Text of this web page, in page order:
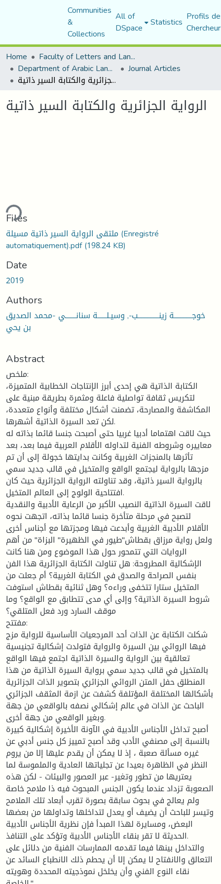
Communities
&
Collections
All of
DSpace Statistics Profils
Home
Faculty of Letters and Languages
Department of Arabic Language and Literature Journal Articles
الرواية الجزائرية والكتابة السير ذاتية
الرواية الجزائرية والكتابة السير ذاتية
Files
ملتقى الرواية السير ذاتية مسيلة (Enregistré
automatiquement).pdf(198.24 KB)
Date
2019
Authors
خوجــــــــــــة زينــــــــــــــب-, وسيـلــــــة سنانـــــــي -محمد الصديق
بن يحي
Abstract
ملخص:
الكتابة الذاتية هي إحدى أبرز الإنتاجات الخطابية المتميزة،
لتكريس ثقافة تواصلية فاعلة ومثمرة بطريقة مبنية على
المكاشفة والمصارحة، تضمنت أشكال مختلفة وأنواع متعددة،
لكن تعد السيرة الذاتية أشهرها.
حيث لاقت اهتماما أدبيا غربيا حتى أصبحت جنسا قائما بذاته له
معاييره وشروطه الفنية لتداوله الأقلام العربية فيما بعد، بعد
تأثرها بالمنجزات الغربية وكانت بدايتها خجولة إلى أن تم
مزجها بالرواية ليجتمع الواقع والمتخيل في قالب جديد سمي
بالرواية السير ذاتية، وقد تناولته الرواية الجزائرية حيث كان
افتتاحية الولوج إلى العالم المتخيل.
لاقت السيرة الذاتية النصيب الأكبر من الرعاية الأدبية والنقدية
لتصبح في مرحلة متأخرة جنسا قائما بذاته، اتجهت نحوه
الأقلام الأدبية الغربية وأبدعت فيها ومجزتها مع أجناس أخرى
ولعل رواية مرزاق بقطاش"طيور في الظهيرة" البزاة" من أهم
الروايات التي تتمحور حول هذا الموضوع ومن هنا كانت
الإشكالية المطروحة: هل تناولت الكتابة الجزائرية هذا الفن
بنفس الصراحة والصدق في الكتابة الغربية؟ أم جعلت من
المتخيل ستارا تتخفى وراءه؟ وهل ثنائية بقطاش استوفت
شروط السيرة الذاتية؟ وإلى أي مدى تتطابق مع الواقع؟ وما
موقف السارد ورد فعل المتلقي؟
مفتتح:
شكلت الكتابة عن الذات أحد المرجعيات الأساسية للرواية مزج
فيها الروائي بين السيرة والرواية فتولدت إشكالية تجنيسية
تعالقية بين الرواية والسيرة الذاتية اجتمع فيها الواقع
بالمتخيل في قالب جديد سمي برواية السيرة الذاتية من هذا
المنطلق حفل المتن الروائي الجزائري بتصوير الذات الجزائرية
بأشكالها المختلفة المؤتلفة كشفت عن ازمة المثقف الجزائري
الباحث عن الذات في عالم إشكالي نصفه بالواقعي من جهة
وبغير الواقعي من جهة أخرى.
أصبح تداخل الأجناس الأدبية في الآونة الأخيرة إشكالية كبيرة
بالنسبة إلى مصنفي الأدب وقد أصبح تمييز كل جنس أدبي عن
غيره مسألة صعبة ، إذ لا يمكن أن يقدم عليها إلا من يروم
النظر في الظاهرة بعيدا عن تجلياتها العادية والملموسة لما
يعتريها من تطور وتغير- عبر العصور والبيئات - لكن هذه
الصعوبة تزداد عندما يكون الجنس المبحوث فيه ذا ملامح خاصة
ولم يعالج في بحوث سابقة بصورة تقرب أبعاد تلك الملامح
وتيسر للباحث أن يضيف أو يعدل لتداخلها وتداولها من بعضها
البعض، ومسايرة لهذا المبدأ فإن نظرية الأجناس الأدبية
الحديثة لا تقر بنقاء الأجناس الأدبية وتؤكد على التنافذ.
والتداخل بينها فيما تقدمه الممارسات الفنية من دلائل على
التعالق والانفتاح لا يمكن إلا أن يحطم ذلك الانطباع السائد عن
نقاء النوع الفني وأن يخلخل نموذجيته المحددة وهويته